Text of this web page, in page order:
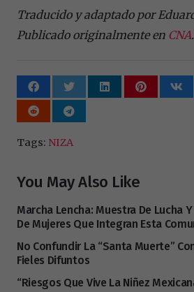
Traducido y adaptado por
Publicado originalmente en CNA.
Tags: NIZA
You May Also Like
Marcha Lencha: Muestra De Lucha
De Mujeres Que Integran Esta
No Confundir La “Santa Muerte”
Fieles Difuntos
“Riesgos Que Vive La Niñez